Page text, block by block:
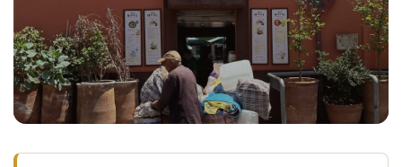
AVIS D’UN GUIDE AGRÉÉ · MARRAKECH